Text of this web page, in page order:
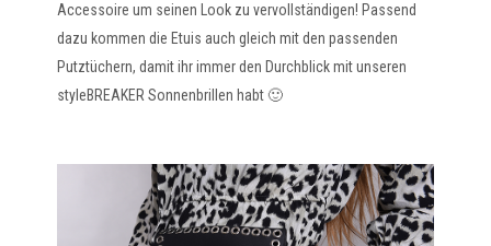
Accessoire um seinen Look zu vervollständigen! Passend
dazu kommen die Etuis auch gleich mit den passenden
Putztüchern, damit ihr immer den Durchblick mit unseren
styleBREAKER Sonnenbrillen habt 🙂